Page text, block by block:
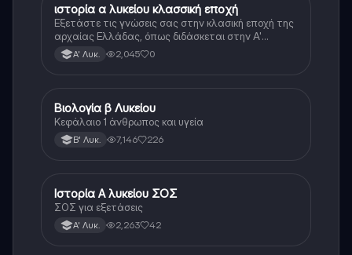
Ιστορία
ιστορία α λυκείου κλασσική εποχή
Εξετάστε τις γνώσεις σας στην κλασική εποχή της
αρχαίας Ελλάδας, όπως διδάσκεται στην Α'
Λυκείου.Α' Λυκ. 2,045 0
Βιολογία
Βιολογία β Λυκείου
Κεφάλαιο 1 άνθρωπος και υγεία
Β' Λυκ. 7,146 226
Ιστορία
Ιστορία Α λυκείου ΣΟΣ
ΣΟΣ για εξετάσεις
Α' Λυκ. 2,263 42